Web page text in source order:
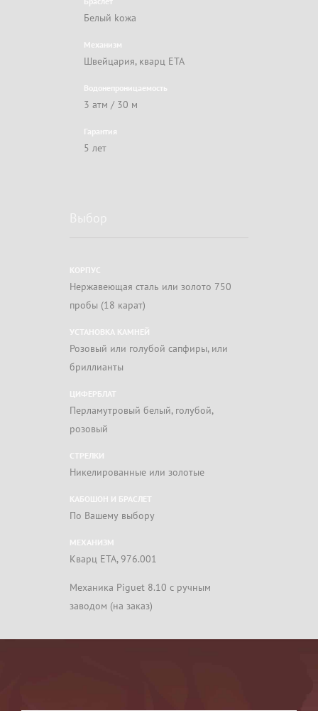
Белый kожа
Механизм
Швейцария, кварц ETA
Водонепроницаемость
3 атм / 30 м
Гарантия
5 лет
КОРПУС
Нержавеющая сталь или золото 750
пробы (18 карат)
УСТАНОВКА КАМНЕЙ
Розовый или голубой сапфиры, или
бриллианты
ЦИФЕРБЛАТ
Перламутровый белый, голубой,
розовый
СТРЕЛКИ
Никелированные или золотые
КАБОШОН И БРАСЛЕТ
По Вашему выбору
МЕХАНИЗМ
Кварц ETA, 976.001
Mеханика Piguet 8.10 с ручным
заводом (на заказ)